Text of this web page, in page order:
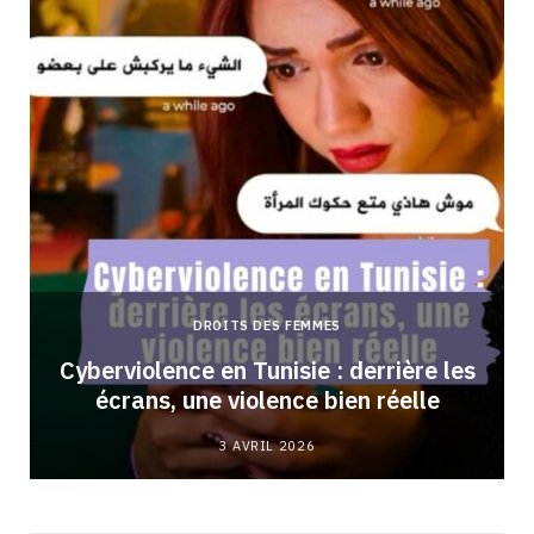
DROITS DES FEMMES
Cyberviolence en Tunisie : derrière les
écrans, une violence bien réelle
3 AVRIL 2026